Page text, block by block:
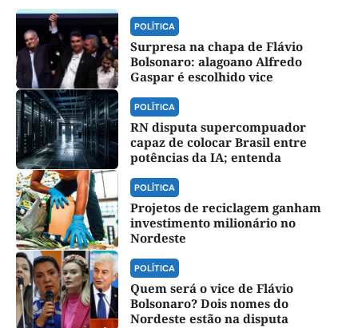
POLÍTICA
Surpresa na chapa de Flávio
Bolsonaro: alagoano Alfredo
Gaspar é escolhido vice
POLÍTICA
RN disputa supercompuador
capaz de colocar Brasil entre
potências da IA; entenda
POLÍTICA
Projetos de reciclagem ganham
investimento milionário no
Nordeste
POLÍTICA
Quem será o vice de Flávio
Bolsonaro? Dois nomes do
Nordeste estão na disputa